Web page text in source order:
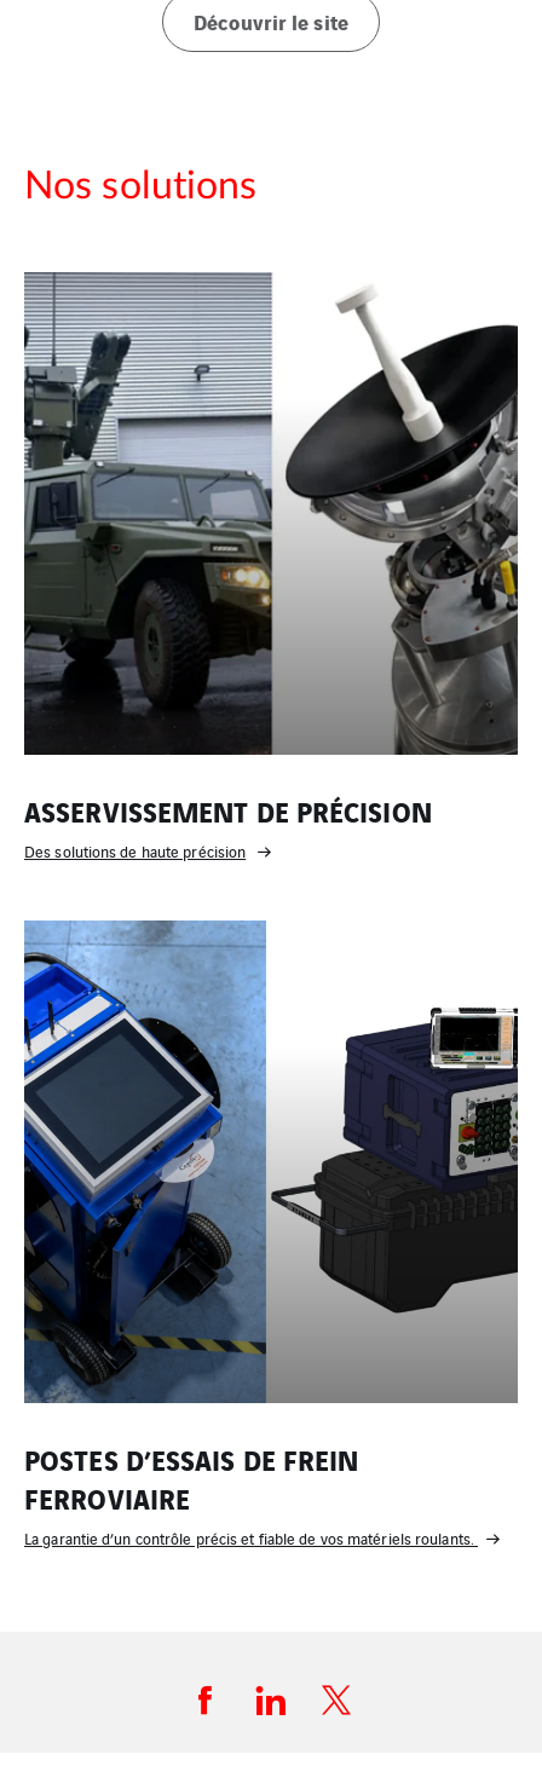
Découvrir le site
Nos solutions
ASSERVISSEMENT DE PRÉCISION
Des solutions de haute précision
POSTES D’ESSAIS DE FREIN
FERROVIAIRE
La garantie d’un contrôle précis et fiable de vos matériels roulants.